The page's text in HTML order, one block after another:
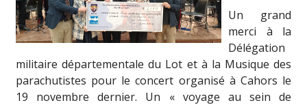
Un grand
merci à la
Délégation
militaire départementale du Lot et à la Musique des
parachutistes pour le concert organisé à Cahors le
19 novembre dernier. Un « voyage au sein de